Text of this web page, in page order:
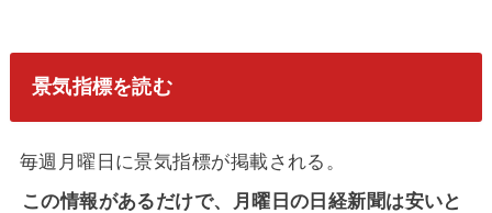
景気指標を読む
毎週月曜日に景気指標が掲載される。
この情報があるだけで、月曜日の日経新聞は安いと